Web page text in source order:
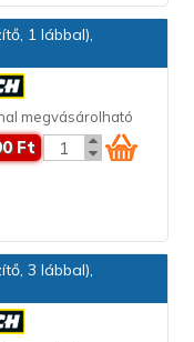
1 lábbal),
megvásárolható
Ft
3 lábbal),